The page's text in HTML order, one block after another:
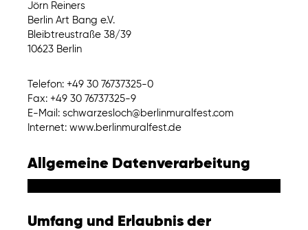
Jörn Reiners
Berlin Art Bang e.V.
Bleibtreustraße 38/39
10623 Berlin
Telefon: +49 30 76737325-0
Fax: +49 30 76737325-9
E-Mail: schwarzesloch@berlinmuralfest.com
Internet: www.berlinmuralfest.de
Allgemeine Datenverarbeitung
Umfang und Erlaubnis der